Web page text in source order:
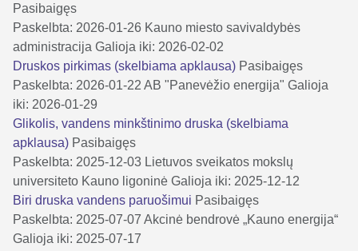
Pasibaigęs
Paskelbta: 2026-01-26 Kauno miesto savivaldybės
administracija Galioja iki: 2026-02-02
Druskos pirkimas (skelbiama apklausa) Pasibaigęs
Paskelbta: 2026-01-22 AB "Panevėžio energija" Galioja
iki: 2026-01-29
Glikolis, vandens minkštinimo druska (skelbiama
apklausa) Pasibaigęs
Paskelbta: 2025-12-03 Lietuvos sveikatos mokslų
universiteto Kauno ligoninė Galioja iki: 2025-12-12
Biri druska vandens paruošimui Pasibaigęs
Paskelbta: 2025-07-07 Akcinė bendrovė „Kauno energija“
Galioja iki: 2025-07-17